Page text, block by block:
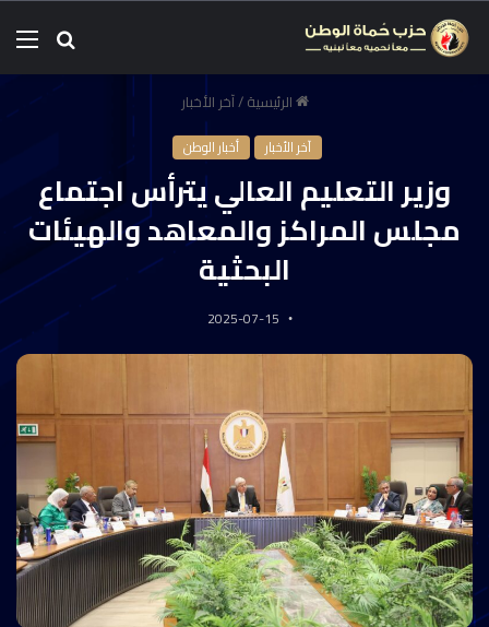
الرئيسية/آخر الأخبار
آخر الأخبار أخبار الوطن
وزير التعليم العالي يترأس اجتماع
مجلس المراكز والمعاهد والهيئات
البحثية
2025-07-15